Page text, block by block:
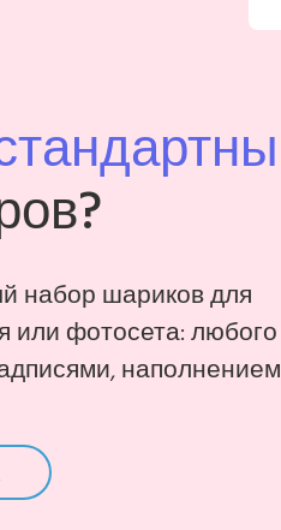
набор шариков для
или фотосета: любого